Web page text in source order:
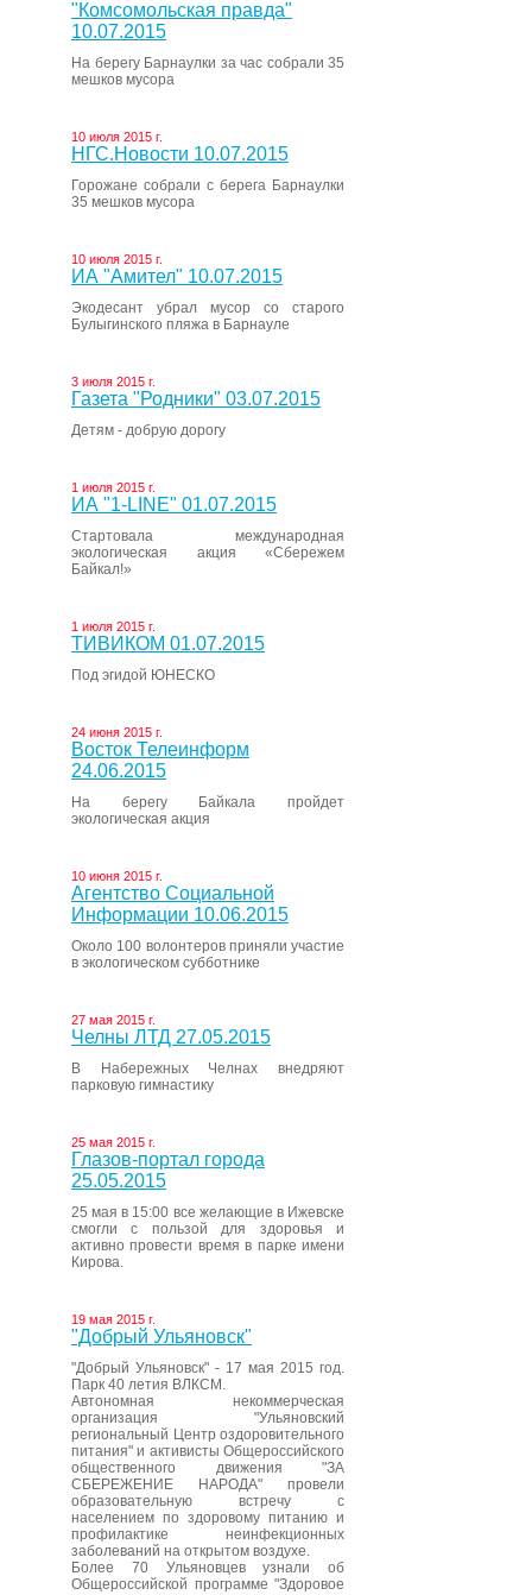
"Комсомольская правда"
10.07.2015
На берегу Барнаулки за час собрали 35
мешков мусора
10 июля 2015 г.
НГС.Новости 10.07.2015
Горожане собрали с берега Барнаулки
35 мешков мусора
10 июля 2015 г.
ИА "Амител" 10.07.2015
Экодесант убрал мусор со старого
Булыгинского пляжа в Барнауле
3 июля 2015 г.
Газета "Родники" 03.07.2015
Детям - добрую дорогу
1 июля 2015 г.
ИА "1-LINE" 01.07.2015
Стартовала международная
экологическая акция «Сбережем
Байкал!»
1 июля 2015 г.
ТИВИКОМ 01.07.2015
Под эгидой ЮНЕСКО
24 июня 2015 г.
Восток Телеинформ
24.06.2015
На берегу Байкала пройдет
экологическая акция
10 июня 2015 г.
Агентство Социальной
Информации 10.06.2015
Около 100 волонтеров приняли участие
в экологическом субботнике
27 мая 2015 г.
Челны ЛТД 27.05.2015
В Набережных Челнах внедряют
парковую гимнастику
25 мая 2015 г.
Глазов-портал города
25.05.2015
25 мая в 15:00 все желающие в Ижевске
смогли с пользой для здоровья и
активно провести время в парке имени
Кирова.
19 мая 2015 г.
"Добрый Ульяновск"
"Добрый Ульяновск" - 17 мая 2015 год.
Парк 40 летия ВЛКСМ.
Автономная некоммерческая
организация "Ульяновский
региональный Центр оздоровительного
питания" и активисты Общероссийского
общественного движения "ЗА
СБЕРЕЖЕНИЕ НАРОДА" провели
образовательную встречу с
населением по здоровому питанию и
профилактике неинфекционных
заболеваний на открытом воздухе.
Более 70 Ульяновцев узнали об
Общероссийской программе "Здоровое